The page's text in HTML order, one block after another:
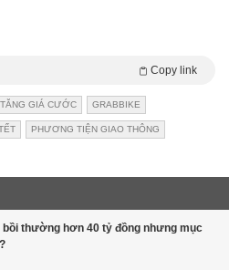
Copy link
TĂNG GIÁ CƯỚC GRABBIKE
PHƯƠNG TIỆN GIAO THÔNG
bồi thường hơn 40 tỷ đồng nhưng mục